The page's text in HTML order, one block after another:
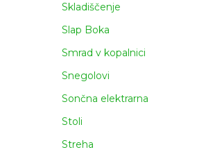
Skladiščenje
Slap Boka
Smrad v kopalnici
Snegolovi
Sončna elektrarna
Stoli
Streha